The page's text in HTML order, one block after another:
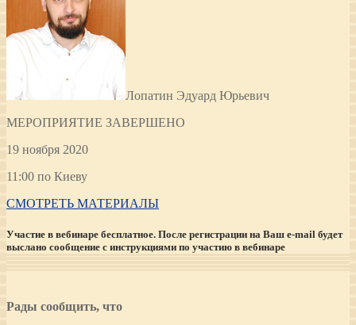
Лопатин Эдуард Юрьевич
МЕРОПРИЯТИЕ ЗАВЕРШЕНО
19 ноября 2020
11:00 по Киеву
СМОТРЕТЬ МАТЕРИАЛЫ
Участие в вебинаре бесплатное. После регистрации на Ваш e-mail будет
выслано сообщение с инструкциями по участию в вебинаре
Рады сообщить, что